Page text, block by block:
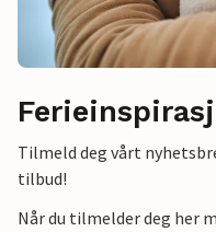
Tilmeld deg vårt
tilbud!
Når du tilmelder deg her